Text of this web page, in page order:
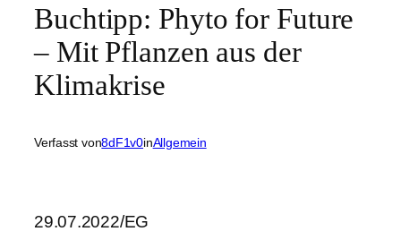
Buchtipp: Phyto for Future
– Mit Pflanzen aus der
Klimakrise
Verfasst von8dF1v0inAllgemein
29.07.2022/EG